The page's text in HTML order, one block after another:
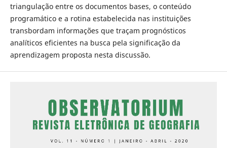
triangulação entre os documentos bases, o conteúdo
programático e a rotina estabelecida nas instituições
transbordam informações que traçam prognósticos
analíticos eficientes na busca pela significação da
aprendizagem proposta nesta discussão.